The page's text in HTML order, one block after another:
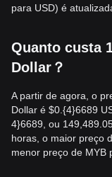
para USD) é
Quanto custa
Dollar？
A partir de agora, o
Dollar é $0.{​4}6689
4}6689, ou
horas, o maior preço
menor preço de MYB